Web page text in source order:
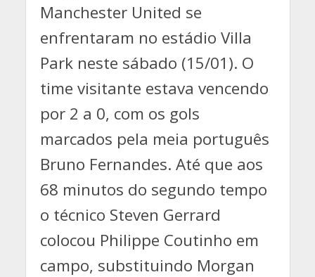
Manchester United se
enfrentaram no estádio Villa
Park neste sábado (15/01). O
time visitante estava vencendo
por 2 a 0, com os gols
marcados pela meia português
Bruno Fernandes. Até que aos
68 minutos do segundo tempo
o técnico Steven Gerrard
colocou Philippe Coutinho em
campo, substituindo Morgan